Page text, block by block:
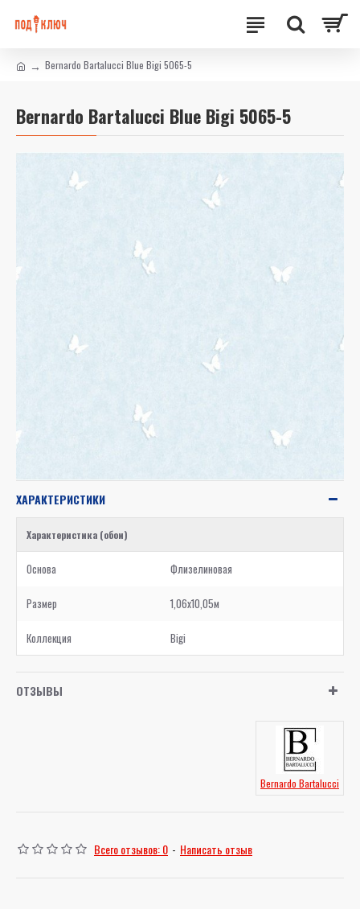
Bernardo Bartalucci Blue Bigi 5065-5
Bernardo Bartalucci Blue Bigi 5065-5
ХАРАКТЕРИСТИКИ
Характеристика (обои)
Основа Флизелиновая
Размер 1,06x10,05м
Коллекция Bigi
ОТЗЫВЫ
Bernardo Bartalucci
Всего отзывов: 0 - Написать отзыв